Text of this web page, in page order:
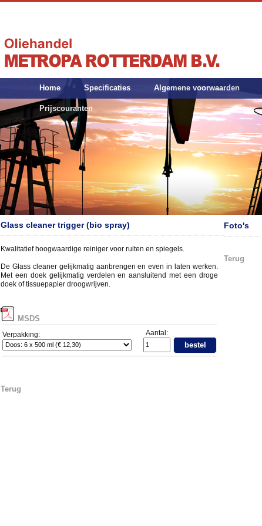
Home Specificaties Algemene voorwaarden
Prijscouranten
Glass cleaner trigger (bio spray)
Kwalitatief hoogwaardige reiniger voor ruiten en spiegels.
De Glass cleaner gelijkmatig aanbrengen en even in laten werken.
Met een doek gelijkmatig verdelen en aansluitend met een droge
doek of tissuepapier droogwrijven.
MSDS
Verpakking: Aantal:
bestel
Terug
Foto's
Terug